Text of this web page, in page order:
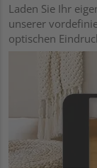
Laden Sie Ihr
unserer
optischen